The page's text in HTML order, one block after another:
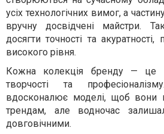
усіх технологічних вимог, а
вручну досвідчені майстри.
досягти точності та
високого рівня.
Кожна колекція бренду — це
творчості та
вдосконалює моделі, щоб вони
трендам, але водночас
довговічними.